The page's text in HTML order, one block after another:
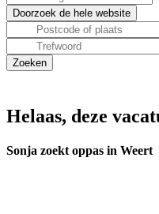
Helaas, deze
Sonja zoekt oppas in Weert